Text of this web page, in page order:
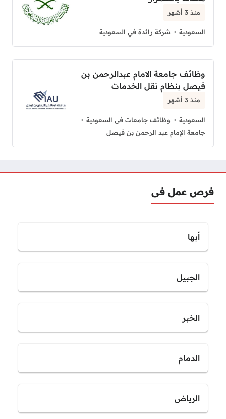
منذ 3 أشهر
السعودية شركة رائدة في السعودية
وظائف جامعة الامام عبدالرحمن بن
فيصل بنظام نقل الخدمات
منذ 3 أشهر
السعودية
وظائف جامعات فى السعودية
جامعة الإمام عبد الرحمن بن فيصل
فرص عمل فى
أبها
الجبيل
الخبر
الدمام
الرياض